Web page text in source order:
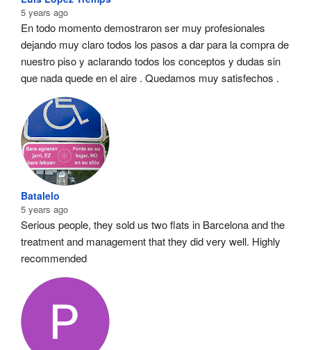
5 years ago
En todo momento demostraron ser muy profesionales
dejando muy claro todos los pasos a dar para la compra de
nuestro piso y aclarando todos los conceptos y dudas sin
que nada quede en el aire . Quedamos muy satisfechos .
Batalelo
5 years ago
Serious people, they sold us two flats in Barcelona and the
treatment and management that they did very well. Highly
recommended